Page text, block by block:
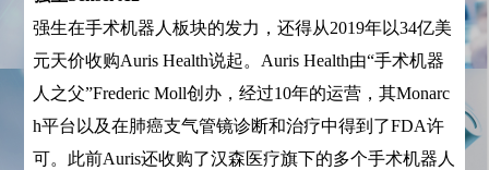
强生在手术机器人板块的发力，还得从2019年以34亿美
元天价收购Auris Health说起。Auris Health由“手术机器
人之父”Frederic Moll创办，经过10年的运营，其Monarc
h平台以及在肺癌支气管镜诊断和治疗中得到了FDA许
可。此前Auris还收购了汉森医疗旗下的多个手术机器人